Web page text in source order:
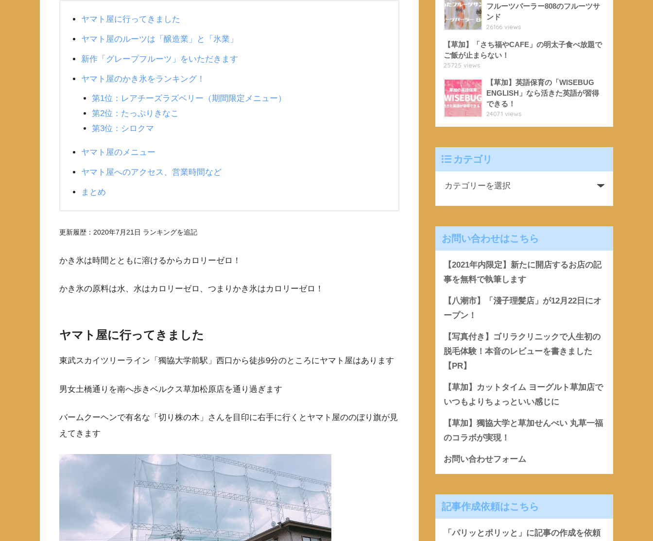
ヤマト屋に行ってきました
ヤマト屋のルーツは「醸造業」と「氷業」
新作「グレープフルーツ」をいただきます
ヤマト屋のかき氷をランキング！
第1位：レアチーズラズベリー（期間限定メニュー）
第2位：たっぷりきなこ
第3位：シロクマ
ヤマト屋のメニュー
ヤマト屋へのアクセス、営業時間など
まとめ
更新履歴：2020年7月21日 ランキングを追記
かき氷は時間とともに溶けるからカロリーゼロ！
かき氷の原料は水、水はカロリーゼロ、つまりかき氷はカロリーゼロ！
ヤマト屋に行ってきました
東武スカイツリーライン「獨協大学前駅」西口から徒歩9分のところにヤマト屋はあります
男女土橋通りを南へ歩きベルクス草加松原店を通り過ぎます
バームクーヘンで有名な「切り株の木」さんを目印に右手に行くとヤマト屋ののぼり旗が見
えてきます
フルーツパーラー808のフルーツサ
ンド
26166 views
【草加】「さち福やCAFE」の明太子食べ放題で
ご飯が止まらない！
25725 views
【草加】英語保育の「WISEBUG
ENGLISH」なら活きた英語が習得
できる！
24071 views
カテゴリ
お問い合わせはこちら
【2021年内限定】新たに開店するお店の記
事を無料で執筆します
【八潮市】「淺子理髪店」が12月22日にオ
ープン！
【写真付き】ゴリラクリニックで人生初の
脱毛体験！本音のレビューを書きました
【PR】
【草加】カットタイム ヨーグルト草加店で
いつもよりちょっといい感じに
【草加】獨協大学と草加せんべい 丸草一福
のコラボが実現！
お問い合わせフォーム
記事作成依頼はこちら
「パリッとポリッと」に記事の作成を依頼